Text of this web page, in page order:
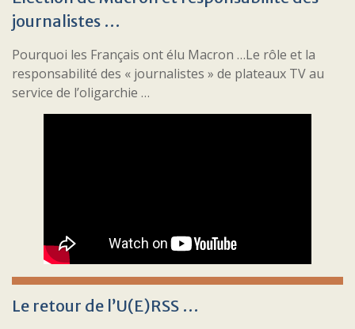
journalistes …
Pourquoi les Français ont élu Macron …Le rôle et la
responsabilité des « journalistes » de plateaux TV au
service de l’oligarchie …
Le retour de l’U(E)RSS …